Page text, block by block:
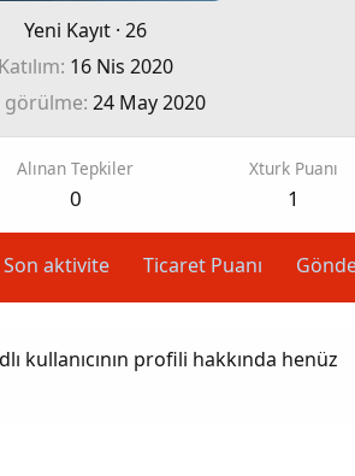
Yeni Kayıt · 26
Katılım 16 Nis 2020
görülme 24 May 2020
Alınan Tepkiler
0
Xturk Puanı
1
Son aktivite Ticaret Puanı
kullanıcının profili hakkında henüz